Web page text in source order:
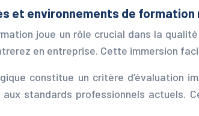
et environnements de
joue un rôle crucial dans la
en entreprise. Cette immersion
constitue un critère
standards professionnels actuels.